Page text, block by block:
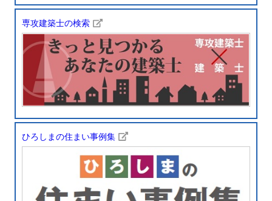
専攻建築士の検索
ひろしまの住まい事例集